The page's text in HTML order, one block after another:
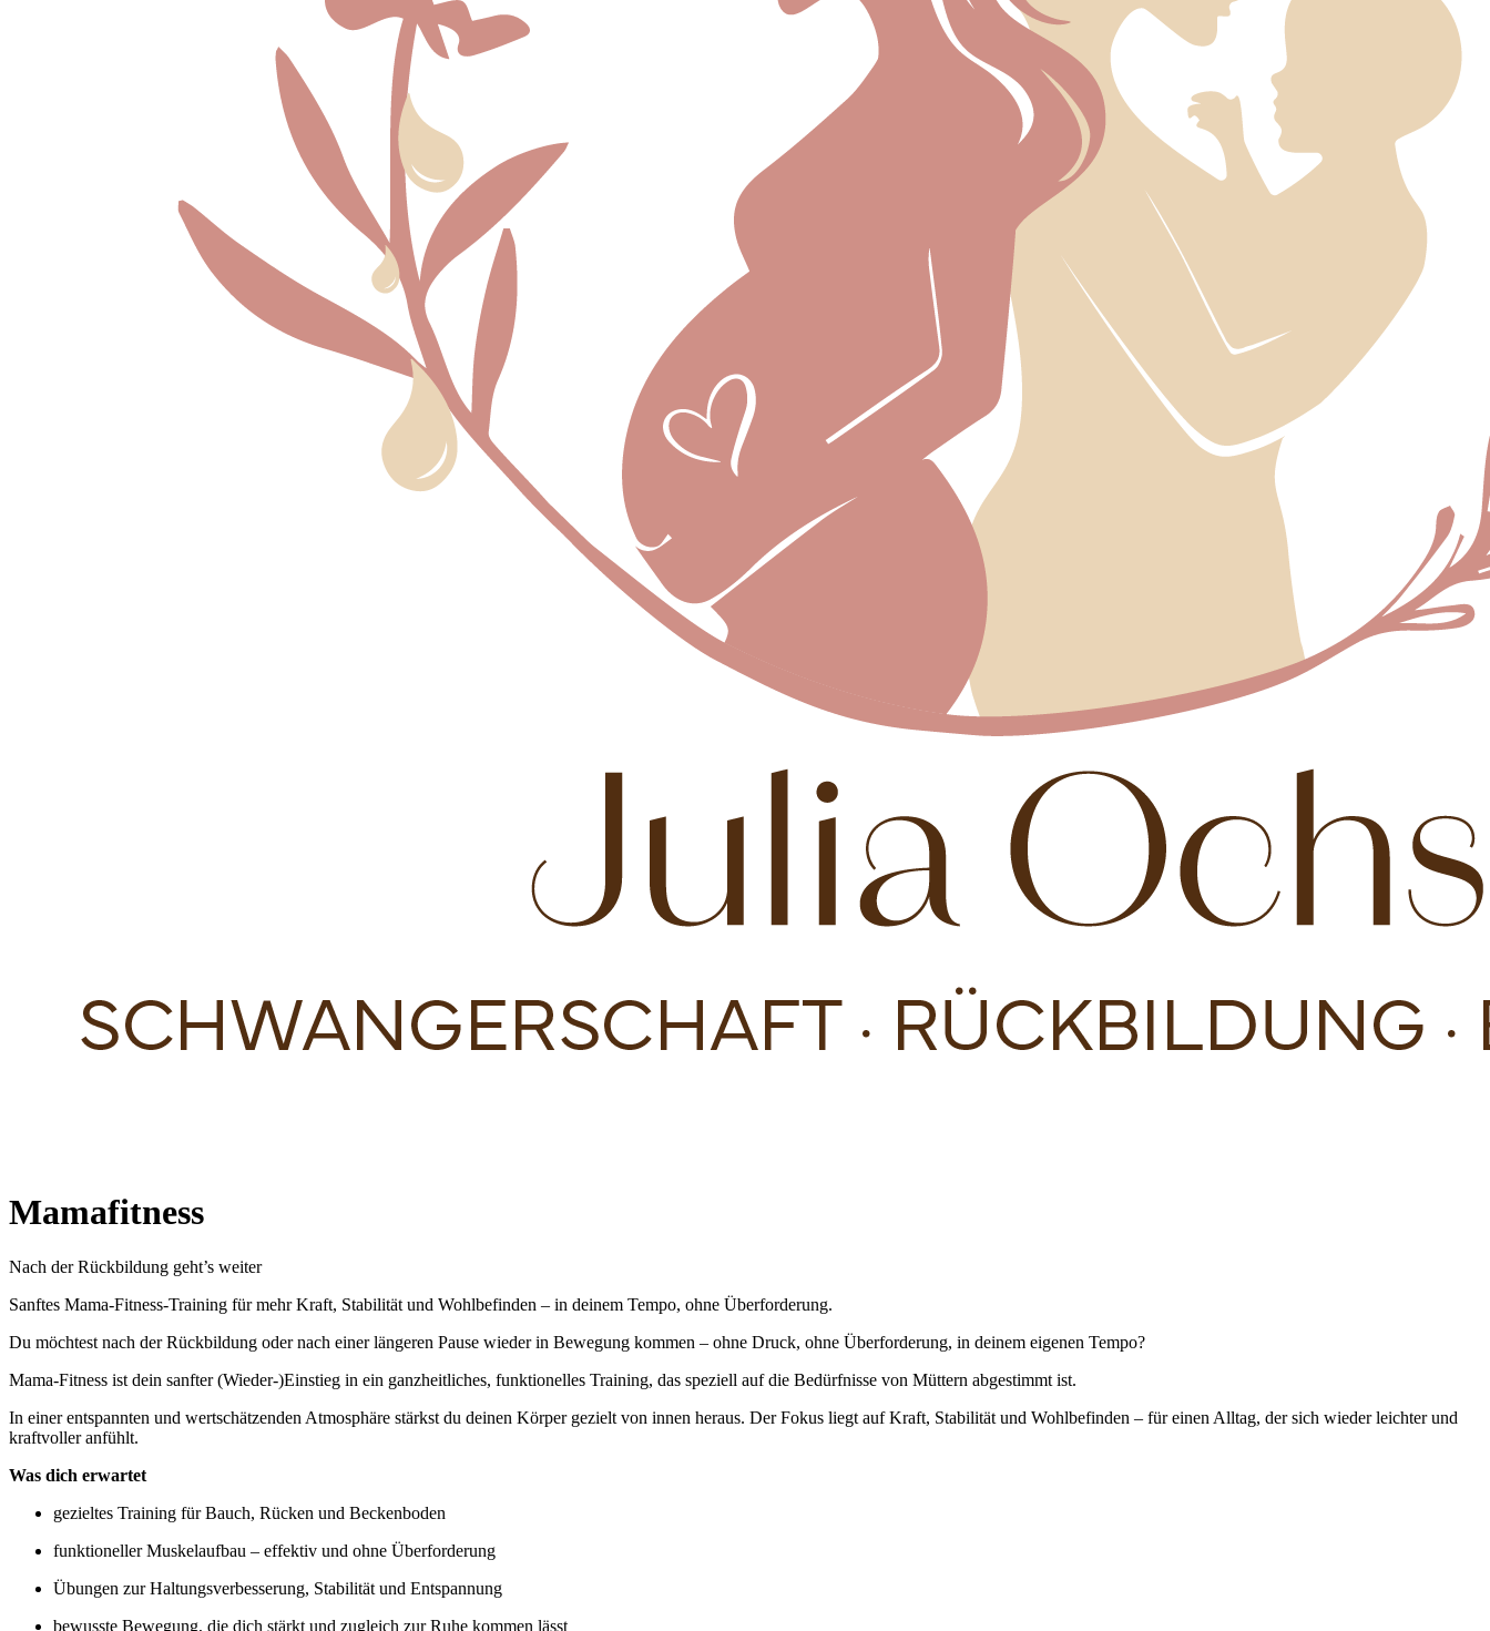
Mamafitness
Nach der Rückbildung geht’s weiter
Sanftes Mama-Fitness-Training für mehr Kraft, Stabilität und Wohlbefinden – in deinem Tempo, ohne Überforderung.
Du möchtest nach der Rückbildung oder nach einer längeren Pause wieder in Bewegung kommen – ohne Druck, ohne Überforderung, in deinem eigenen Tempo?
Mama-Fitness ist dein sanfter (Wieder-)Einstieg in ein ganzheitliches, funktionelles Training, das speziell auf die Bedürfnisse von Müttern abgestimmt ist.
In einer entspannten und wertschätzenden Atmosphäre stärkst du deinen Körper gezielt von innen heraus. Der Fokus liegt auf Kraft, Stabilität und Wohlbefinden – für einen Alltag, der sich wieder leichter und
kraftvoller anfühlt.
Was dich erwartet
gezieltes Training für Bauch, Rücken und Beckenboden
funktioneller Muskelaufbau – effektiv und ohne Überforderung
Übungen zur Haltungsverbesserung, Stabilität und Entspannung
bewusste Bewegung, die dich stärkt und zugleich zur Ruhe kommen lässt